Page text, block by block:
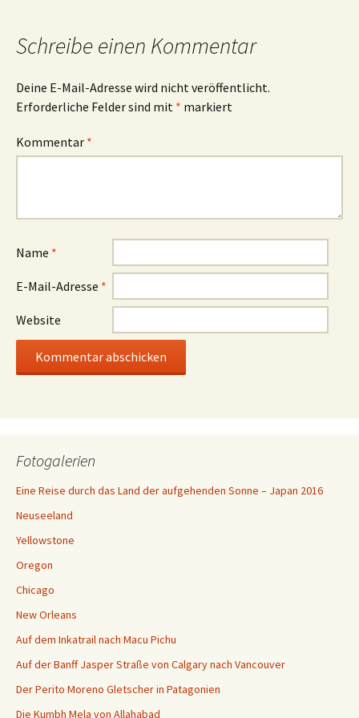
Schreibe einen Kommentar
Deine E-Mail-Adresse wird nicht veröffentlicht.
Erforderliche Felder sind mit * markiert
Kommentar *
Name *
E-Mail-Adresse *
Website
Fotogalerien
Eine Reise durch das Land der aufgehenden Sonne – Japan 2016
Neuseeland
Yellowstone
Oregon
Chicago
New Orleans
Auf dem Inkatrail nach Macu Pichu
Auf der Banff Jasper Straße von Calgary nach Vancouver
Der Perito Moreno Gletscher in Patagonien
Die Kumbh Mela von Allahabad